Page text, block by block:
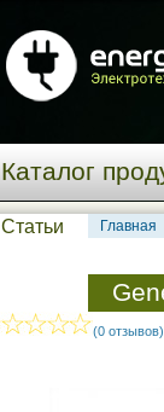
Каталог
Статьи Главная
(0 отзывов)